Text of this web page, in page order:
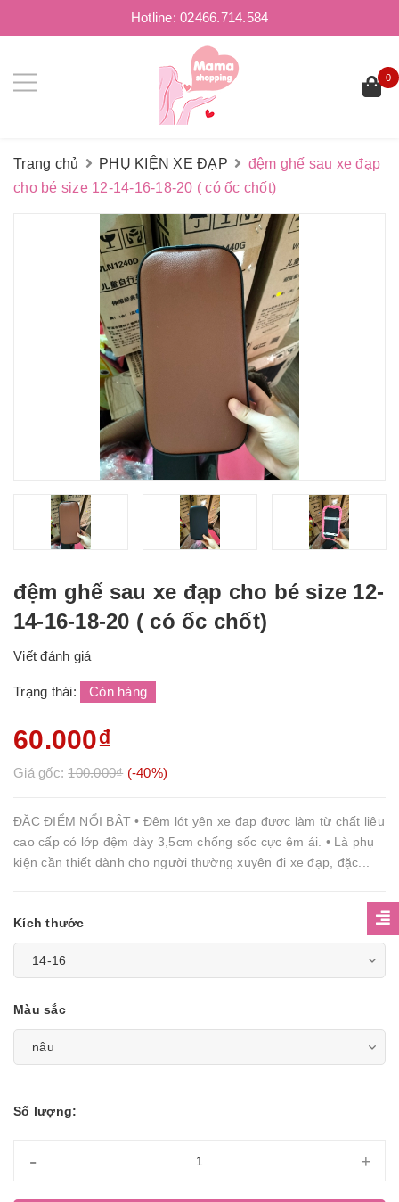
Hotline: 02466.714.584
0
Trang chủ PHỤ KIỆN XE ĐẠP
đệm ghế sau xe đạp
cho bé size 12-14-16-18-20 ( có ốc chốt)
đệm ghế sau xe đạp cho bé size 12-
14-16-18-20 ( có ốc chốt)
Viết đánh giá
Trạng thái: Còn hàng
60.000₫
Giá gốc:100.000₫ (-40%)
ĐẶC ĐIỂM NỔI BẬT • Đệm lót yên xe đạp được làm từ chất liệu
cao cấp có lớp đệm dày 3,5cm chống sốc cực êm ái. • Là phụ
kiện cần thiết dành cho người thường xuyên đi xe đạp, đặc...
Kích thước
Màu sắc
Số lượng:
- +